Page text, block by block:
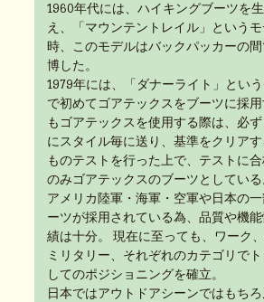
1960年代には、ハイキングブーツを
え、「マウンテントレイル」という
時、このモデルはバックパッカーの
博した。
1979年には、「ダナーライト」とい
で初めてゴアテックスをブーツに採
もゴアテックスを使用する際は、必
にスタイル毎に送り、基準をクリア
ものテストを行った上で、テストに
のみゴアテックスのブーツとしている
アメリカ陸軍・海軍・空軍や日本の
ーツが採用されている為、品質や機
績は十分。 現在に至っても、ワーク
ミリタリー、それぞれのカテゴリで
してのポジショニングを確立。
日本ではアウトドアシーンではもち